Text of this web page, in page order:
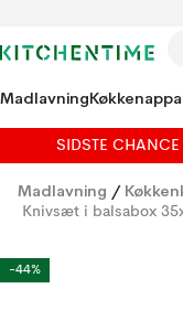
Madlavning
SIDSTE
Madlavning /
Knivsæt i balsabox
-44%